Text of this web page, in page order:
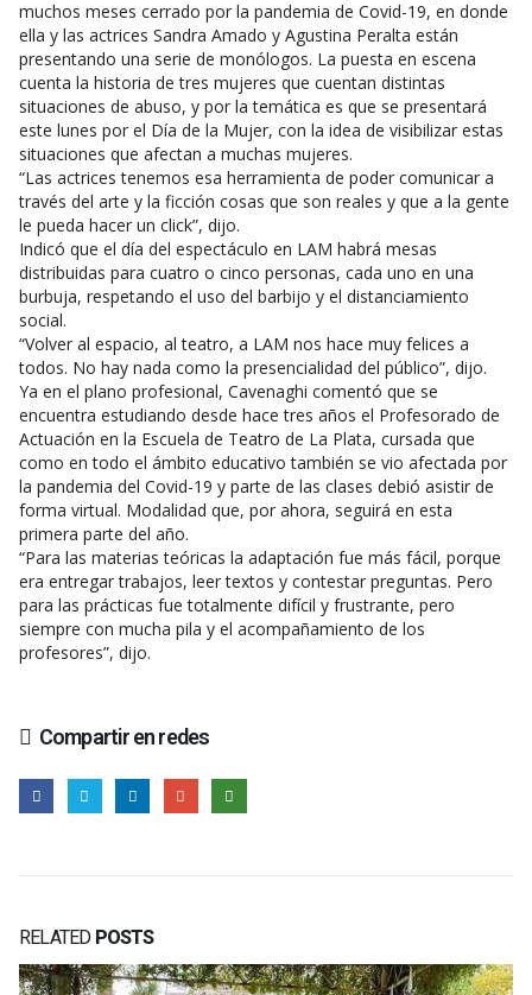
muchos meses cerrado por la pandemia de Covid-19, en donde
ella y las actrices Sandra Amado y Agustina Peralta están
presentando una serie de monólogos. La puesta en escena
cuenta la historia de tres mujeres que cuentan distintas
situaciones de abuso, y por la temática es que se presentará
este lunes por el Día de la Mujer, con la idea de visibilizar estas
situaciones que afectan a muchas mujeres.
“Las actrices tenemos esa herramienta de poder comunicar a
través del arte y la ficción cosas que son reales y que a la gente
le pueda hacer un click”, dijo.
Indicó que el día del espectáculo en LAM habrá mesas
distribuidas para cuatro o cinco personas, cada uno en una
burbuja, respetando el uso del barbijo y el distanciamiento
social.
“Volver al espacio, al teatro, a LAM nos hace muy felices a
todos. No hay nada como la presencialidad del público”, dijo.
Ya en el plano profesional, Cavenaghi comentó que se
encuentra estudiando desde hace tres años el Profesorado de
Actuación en la Escuela de Teatro de La Plata, cursada que
como en todo el ámbito educativo también se vio afectada por
la pandemia del Covid-19 y parte de las clases debió asistir de
forma virtual. Modalidad que, por ahora, seguirá en esta
primera parte del año.
“Para las materias teóricas la adaptación fue más fácil, porque
era entregar trabajos, leer textos y contestar preguntas. Pero
para las prácticas fue totalmente difícil y frustrante, pero
siempre con mucha pila y el acompañamiento de los
profesores”, dijo.
Compartir en redes
RELATED POSTS